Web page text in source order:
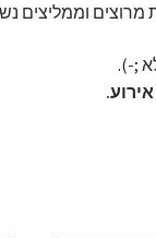
מרוצים
;-).